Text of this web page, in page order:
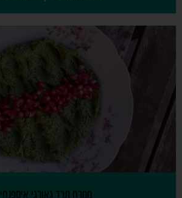
ממרח תרד גאורגי איספנחי